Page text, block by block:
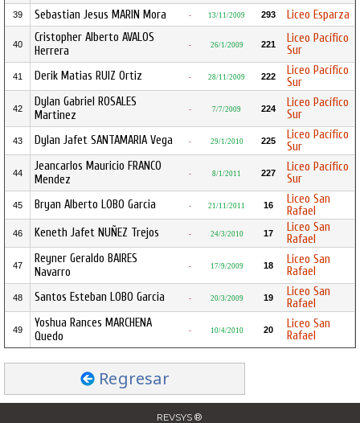
39 Sebastian Jesus MARIN Mora - 13/11/2009 293 Liceo Esparza
40
Cristopher Alberto AVALOS
Herrera
- 26/1/2009 221
Liceo Pacífico
Sur
41 Derik Matias RUIZ Ortiz - 28/11/2009 222
Liceo Pacífico
Sur
42
Dylan Gabriel ROSALES
Martinez
- 7/7/2009 224
Liceo Pacífico
Sur
43 Dylan Jafet SANTAMARIA Vega - 29/1/2010 225
Liceo Pacífico
Sur
44
Jeancarlos Mauricio FRANCO
Mendez
- 8/1/2011 227
Liceo Pacífico
Sur
45 Bryan Alberto LOBO Garcia - 21/11/2011 16
Liceo San
Rafael
46 Keneth Jafet NUÑEZ Trejos - 24/3/2010 17
Liceo San
Rafael
47
Reyner Geraldo BAIRES
Navarro
- 17/9/2009 18
Liceo San
Rafael
48 Santos Esteban LOBO Garcia - 20/3/2009 19
Liceo San
Rafael
49
Yoshua Rances MARCHENA
Quedo
- 10/4/2010 20
Liceo San
Rafael
Regresar
REVSYS ®